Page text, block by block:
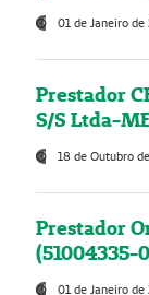
01 de Janeiro de
Prestador
S/S Ltda-
18 de Outubro
Prestador
(51004335-
01 de Janeiro de